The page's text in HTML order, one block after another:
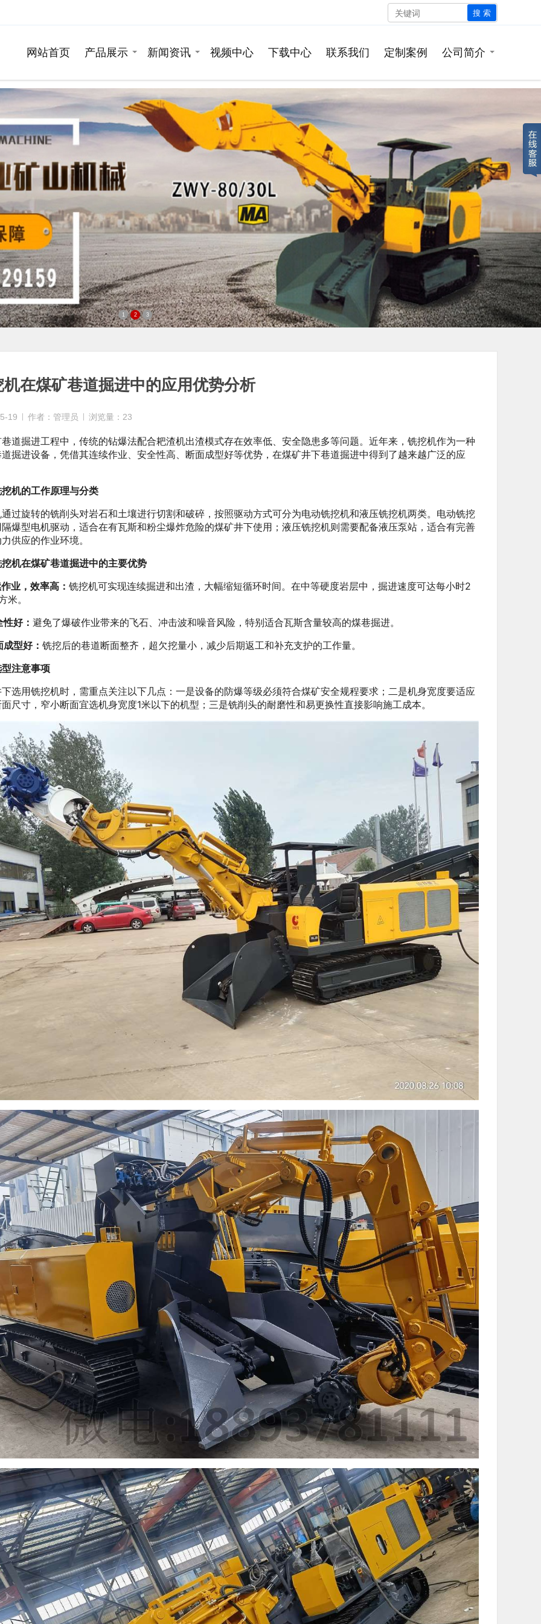
搜 索
网站首页 产品展示 新闻资讯 视频中心 下载中心 联系我们 定制案例 公司简介
1 2 3
机在煤矿巷道掘进中的应用优势分析
19 作者：管理员 浏览量：23
道掘进工程中，传统的钻爆法配合耙渣机出渣模式存在效率低、安全隐患多等问题。近年来，铣挖机作为一种
掘进设备，凭借其连续作业、安全性高、断面成型好等优势，在煤矿井下巷道掘进中得到了越来越广泛的应
机的工作原理与分类
过旋转的铣削头对岩石和土壤进行切割和破碎，按照驱动方式可分为电动铣挖机和液压铣挖机两类。电动铣挖
爆型电机驱动，适合在有瓦斯和粉尘爆炸危险的煤矿井下使用；液压铣挖机则需要配备液压泵站，适合有完善
供应的作业环境。
机在煤矿巷道掘进中的主要优势
业，效率高： 铣挖机可实现连续掘进和出渣，大幅缩短循环时间。在中等硬度岩层中，掘进速度可达每小时2
米。
好： 避免了爆破作业带来的飞石、冲击波和噪音风险，特别适合瓦斯含量较高的煤巷掘进。
成型好： 铣挖后的巷道断面整齐，超欠挖量小，减少后期返工和补充支护的工作量。
注意事项
选用铣挖机时，需重点关注以下几点：一是设备的防爆等级必须符合煤矿安全规程要求；二是机身宽度要适应
尺寸，窄小断面宜选机身宽度1米以下的机型；三是铣削头的耐磨性和易更换性直接影响施工成本。